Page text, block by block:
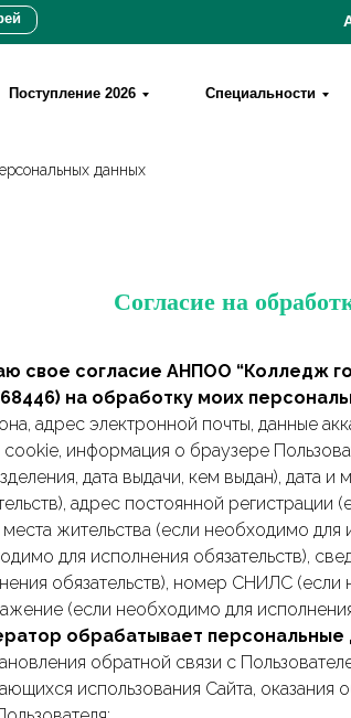
Поступление 2026 Специальности
данных
Согласие на
свое согласие АНПОО “Колледж
на обработку моих
адрес электронной почты, данные
cookie, информация о браузере
дата выдачи, кем выдан), дата
адрес постоянной регистрации
жительства (если необходимо для
для исполнения обязательств),
обязательств), номер СНИЛС (если
(если необходимо для исполнения
обрабатывает
обратной связи с
использования Сайта, оказания